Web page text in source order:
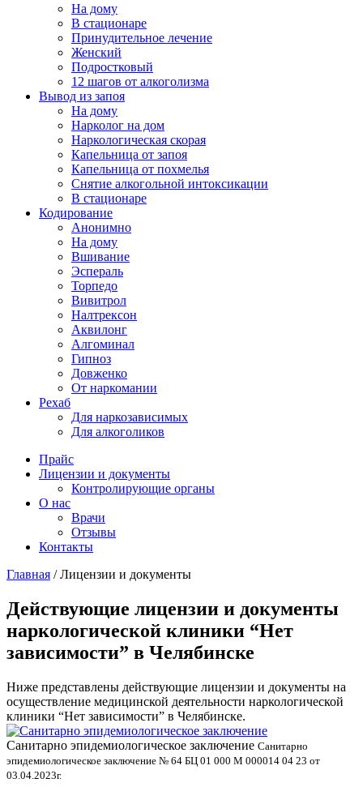
На дому
В стационаре
Принудительное лечение
Женский
Подростковый
12 шагов от алкоголизма
Вывод из запоя
На дому
Нарколог на дом
Наркологическая скорая
Капельница от запоя
Капельница от похмелья
Снятие алкогольной интоксикации
В стационаре
Кодирование
Анонимно
На дому
Вшивание
Эспераль
Торпедо
Вивитрол
Налтрексон
Аквилонг
Алгоминал
Гипноз
Довженко
От наркомании
Рехаб
Для наркозависимых
Для алкоголиков
Прайс
Лицензии и документы
Контролирующие органы
О нас
Врачи
Отзывы
Контакты
Главная /Лицензии и документы
Действующие лицензии и документы
наркологической клиники “Нет
зависимости” в Челябинске
Ниже представлены действующие лицензии и документы на
осуществление медицинской деятельности наркологической
клиники “Нет зависимости” в Челябинске.
Санитарно эпидемиологическое заключение Санитарно
эпидемиологическое заключение № 64 БЦ 01 000 М 000014 04 23 от
03.04.2023г.